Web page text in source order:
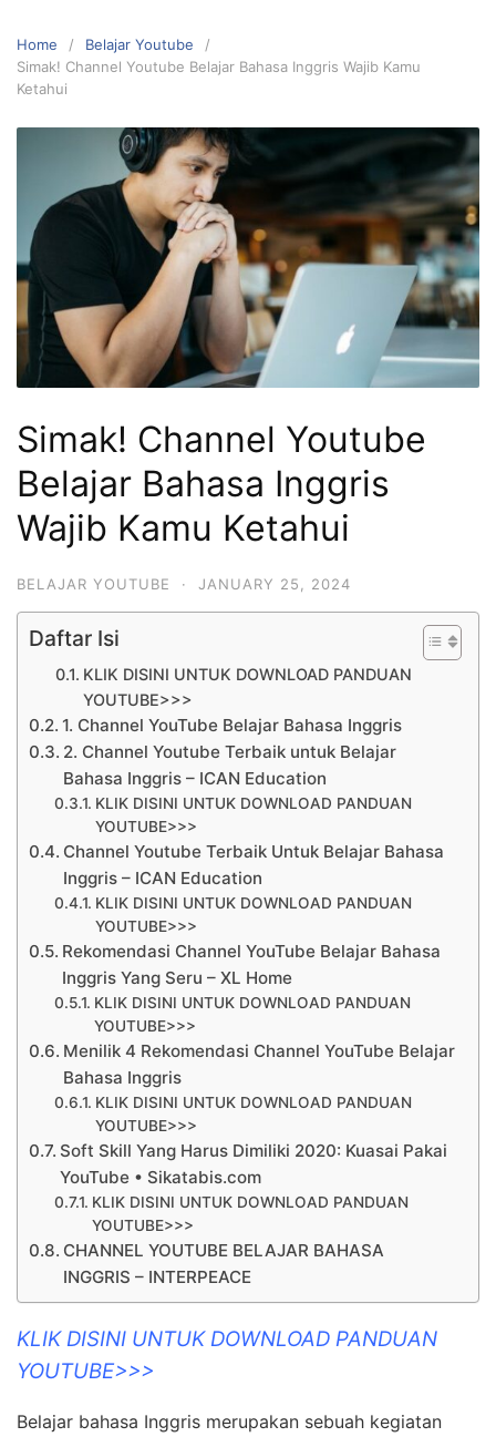
Home
Belajar Youtube
Simak! Channel Youtube Belajar Bahasa Inggris Wajib Kamu
Ketahui
Simak! Channel Youtube
Belajar Bahasa Inggris
Wajib Kamu Ketahui
BELAJAR YOUTUBE · JANUARY 25, 2024
Daftar Isi
KLIK DISINI UNTUK DOWNLOAD PANDUAN
YOUTUBE>>>
1. Channel YouTube Belajar Bahasa Inggris
2. Channel Youtube Terbaik untuk Belajar
Bahasa Inggris – ICAN Education
KLIK DISINI UNTUK DOWNLOAD PANDUAN
YOUTUBE>>>
Channel Youtube Terbaik Untuk Belajar Bahasa
Inggris – ICAN Education
KLIK DISINI UNTUK DOWNLOAD PANDUAN
YOUTUBE>>>
Rekomendasi Channel YouTube Belajar Bahasa
Inggris Yang Seru – XL Home
KLIK DISINI UNTUK DOWNLOAD PANDUAN
YOUTUBE>>>
Menilik 4 Rekomendasi Channel YouTube Belajar
Bahasa Inggris
KLIK DISINI UNTUK DOWNLOAD PANDUAN
YOUTUBE>>>
Soft Skill Yang Harus Dimiliki 2020: Kuasai Pakai
YouTube • Sikatabis.com
KLIK DISINI UNTUK DOWNLOAD PANDUAN
YOUTUBE>>>
CHANNEL YOUTUBE BELAJAR BAHASA
INGGRIS – INTERPEACE
KLIK DISINI UNTUK DOWNLOAD PANDUAN
YOUTUBE>>>
Belajar bahasa Inggris merupakan sebuah kegiatan